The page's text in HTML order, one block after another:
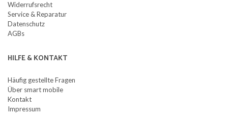
Widerrufsrecht
Service & Reparatur
Datenschutz
AGBs
HILFE & KONTAKT
Häufig gestellte Fragen
Über smart mobile
Kontakt
Impressum